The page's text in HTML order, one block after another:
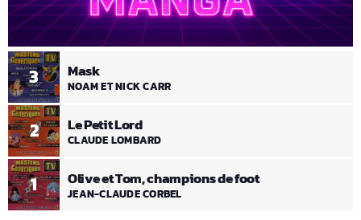
1 Olive et Tom, champions de foot
JEAN-CLAUDE CORBEL
2 Le Petit Lord
CLAUDE LOMBARD
3 Mask
NOAM ET NICK CARR